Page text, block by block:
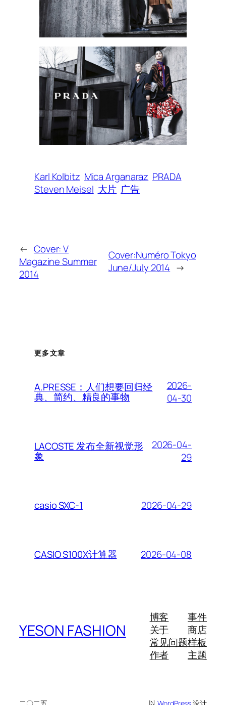
Karl Kolbitz Mica Arganaraz PRADA
Steven Meisel 大片 广告
← Cover: V
Magazine Summer
2014
Cover:Numéro Tokyo
June/July 2014 →
更多文章
A.PRESSE：人们想要回归经
典、简约、精良的事物
2026-
04-30
LACOSTE 发布全新视觉形
象
2026-04-
29
casio SXC-1 2026-04-29
CASIO S100X计算器 2026-04-08
YESON FASHION
博客
关于
常见问题
作者
事件
商店
样板
主题